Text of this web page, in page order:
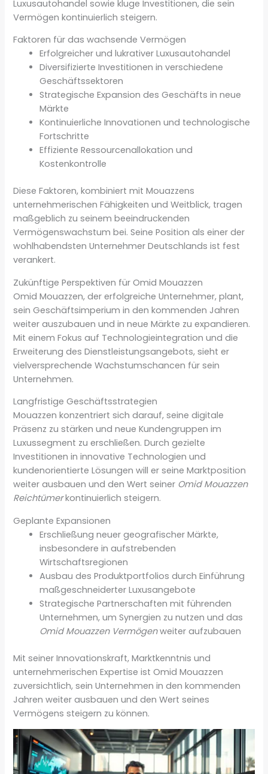
Luxusautohandel sowie kluge Investitionen, die sein
Vermögen kontinuierlich steigern.
Faktoren für das wachsende Vermögen
Erfolgreicher und lukrativer Luxusautohandel
Diversifizierte Investitionen in verschiedene
Geschäftssektoren
Strategische Expansion des Geschäfts in neue
Märkte
Kontinuierliche Innovationen und technologische
Fortschritte
Effiziente Ressourcenallokation und
Kostenkontrolle
Diese Faktoren, kombiniert mit Mouazzens
unternehmerischen Fähigkeiten und Weitblick, tragen
maßgeblich zu seinem beeindruckenden
Vermögenswachstum bei. Seine Position als einer der
wohlhabendsten Unternehmer Deutschlands ist fest
verankert.
Zukünftige Perspektiven für Omid Mouazzen
Omid Mouazzen, der erfolgreiche Unternehmer, plant,
sein Geschäftsimperium in den kommenden Jahren
weiter auszubauen und in neue Märkte zu expandieren.
Mit einem Fokus auf Technologieintegration und die
Erweiterung des Dienstleistungsangebots, sieht er
vielversprechende Wachstumschancen für sein
Unternehmen.
Langfristige Geschäftsstrategien
Mouazzen konzentriert sich darauf, seine digitale
Präsenz zu stärken und neue Kundengruppen im
Luxussegment zu erschließen. Durch gezielte
Investitionen in innovative Technologien und
kundenorientierte Lösungen will er seine Marktposition
weiter ausbauen und den Wert seiner Omid Mouazzen
Reichtümerkontinuierlich steigern.
Geplante Expansionen
Erschließung neuer geografischer Märkte,
insbesondere in aufstrebenden
Wirtschaftsregionen
Ausbau des Produktportfolios durch Einführung
maßgeschneiderter Luxusangebote
Strategische Partnerschaften mit führenden
Unternehmen, um Synergien zu nutzen und das
Omid Mouazzen Vermögenweiter aufzubauen
Mit seiner Innovationskraft, Marktkenntnis und
unternehmerischen Expertise ist Omid Mouazzen
zuversichtlich, sein Unternehmen in den kommenden
Jahren weiter ausbauen und den Wert seines
Vermögens steigern zu können.